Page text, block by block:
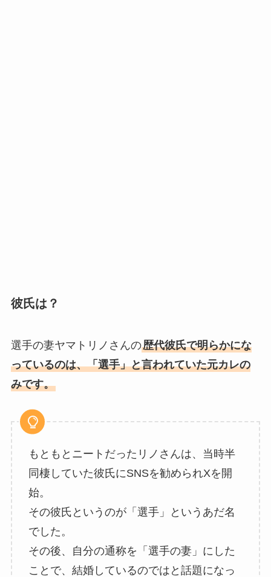
彼氏は？
選手の妻ヤマトリノさんの歴代彼氏で明らかにな
っているのは、「選手」と言われていた元カレの
みです。
もともとニートだったリノさんは、当時半
同棲していた彼氏にSNSを勧められXを開
始。
その彼氏というのが「選手」というあだ名
でした。
その後、自分の通称を「選手の妻」にした
ことで、結婚しているのではと話題になっ